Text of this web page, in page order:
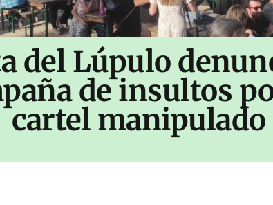
del Lúpulo
de insultos
cartel manipulado